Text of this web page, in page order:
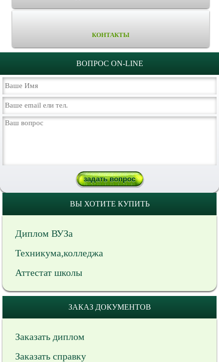
КОНТАКТЫ
ВОПРОС ON-LINE
ВЫ ХОТИТЕ КУПИТЬ
Диплом ВУЗа
Техникума,колледжа
Аттестат школы
ЗАКАЗ ДОКУМЕНТОВ
Заказать диплом
Заказать справку